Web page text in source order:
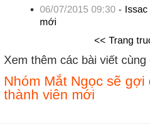
06/07/2015 09:30-
mới
<< Trang
Xem thêm các bài viết
Nhóm Mắt Ngọc sẽ
thành viên mới